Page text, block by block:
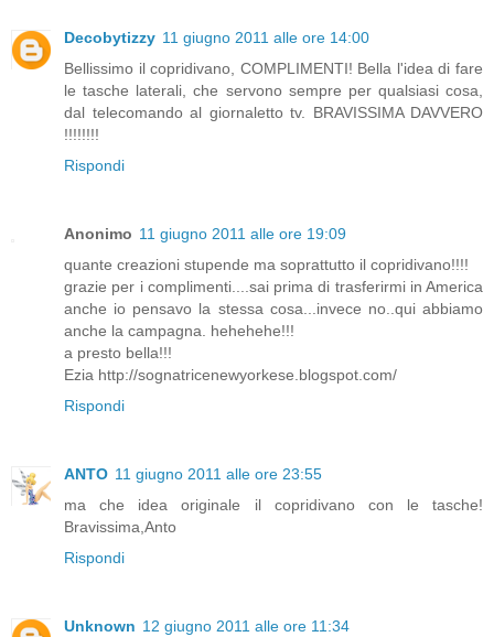
Decobytizzy 11 giugno 2011 alle ore 14:00
Bellissimo il copridivano, COMPLIMENTI! Bella l'idea di fare
le tasche laterali, che servono sempre per qualsiasi cosa,
dal telecomando al giornaletto tv. BRAVISSIMA DAVVERO
!!!!!!!!
Rispondi
Anonimo 11 giugno 2011 alle ore 19:09
quante creazioni stupende ma soprattutto il copridivano!!!!
grazie per i complimenti....sai prima di trasferirmi in America
anche io pensavo la stessa cosa...invece no..qui abbiamo
anche la campagna. hehehehe!!!
a presto bella!!!
Ezia http://sognatricenewyorkese.blogspot.com/
Rispondi
ANTO 11 giugno 2011 alle ore 23:55
ma che idea originale il copridivano con le tasche!
Bravissima,Anto
Rispondi
Unknown 12 giugno 2011 alle ore 11:34